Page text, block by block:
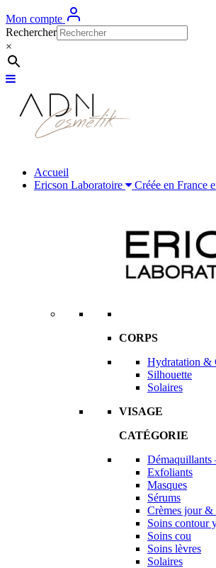
Mon compte
Rechercher
×
Accueil
Ericson Laboratoire
Créée en France
CORPS
Hydratation &
Silhouette
Solaires
VISAGE
CATÉGORIE
Démaquillants
Exfoliants
Masques
Sérums
Crèmes jour &
Soins contour
Soins cou
Soins lèvres
Solaires